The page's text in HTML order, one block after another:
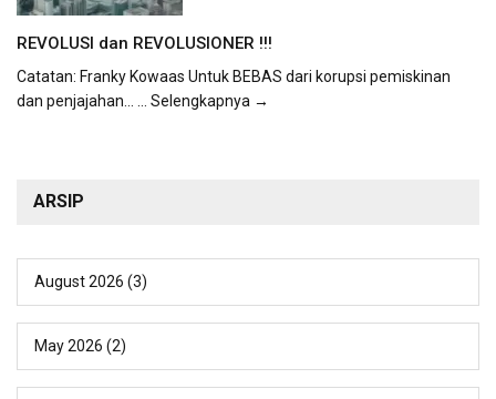
REVOLUSI dan REVOLUSIONER !!!
Catatan: Franky Kowaas Untuk BEBAS dari korupsi pemiskinan
dan penjajahan...
... Selengkapnya →
ARSIP
August 2026 (3)
May 2026 (2)